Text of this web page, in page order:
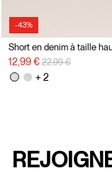
-43%
Short en denim à taille
12,99 € Prix réduit de
22,99 €à
+ 2